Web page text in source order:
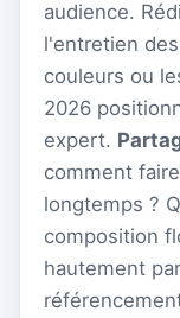
audience.
l'entretien
couleurs ou
2026
expert.
comment
longtemps ?
composition
hautement